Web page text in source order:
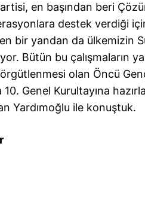
en başından beri Çözüm
destek verdiği
bir yandan da ülkemizin
Bütün bu çalışmaların
olan Öncü
Genel Kurultayına
Yardımoğlu ile konuştuk.